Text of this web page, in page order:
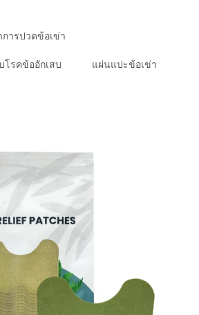
ารปวดข้อเข่า
โรคข้ออักเสบ แผ่นแปะข้อเข่า